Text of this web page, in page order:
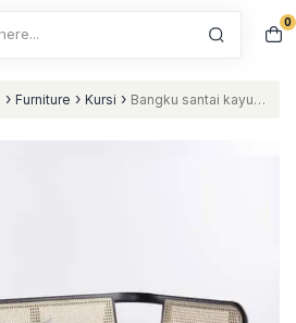
0
› Furniture › Kursi › Bangku santai kayu